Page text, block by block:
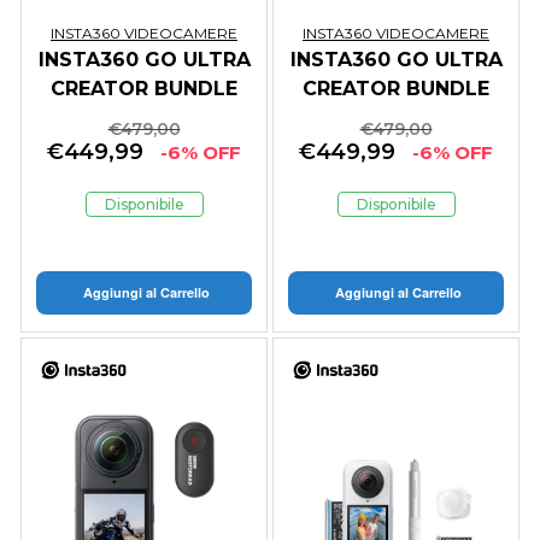
INSTA360 VIDEOCAMERE
INSTA360 GO ULTRA
CREATOR BUNDLE
ARTIC - GARANZIA
ITALIA
€479,00
€449,99 -6% OFF
Disponibile
Aggiungi al Carrello
INSTA360 VIDEOCAMERE
INSTA360 GO ULTRA
CREATOR BUNDLE
MIDNIGHT BLACK -
GARANZIA ITALIA
€479,00
€449,99 -6% OFF
Disponibile
Aggiungi al Carrello